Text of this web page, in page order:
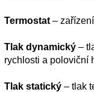
Termostat–
Tlak dynamický–
rychlosti a poloviční
Tlak statický– tlak